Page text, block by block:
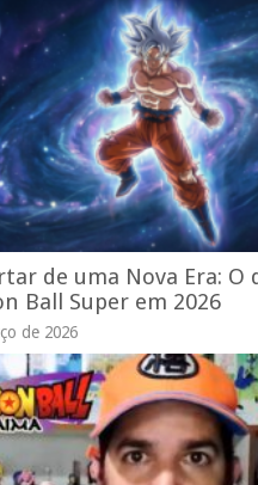
de uma Nova Era: O
Ball Super em 2026
de 2026